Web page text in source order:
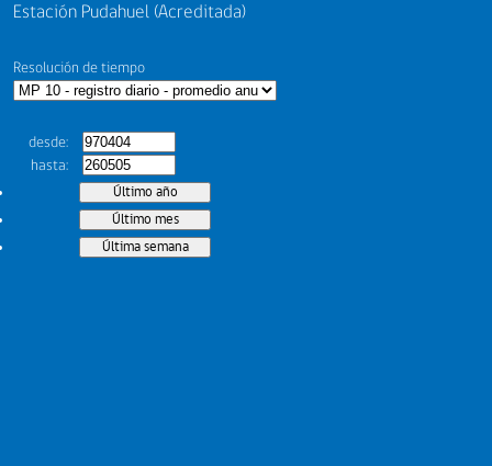
Estación Pudahuel (Acreditada)
Resolución de tiempo
desde
hasta